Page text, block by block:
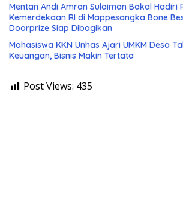
Mentan Andi Amran Sulaiman Bakal Hadiri
Kemerdekaan RI di Mappesangka Bone
Doorprize Siap Dibagikan
Mahasiswa KKN Unhas Ajari UMKM Desa
Keuangan, Bisnis Makin Tertata
Post Views: 435